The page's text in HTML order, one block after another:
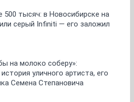
тысяч: в Новосибирске на
серый Infiniti — его заложил
на молоко соберу»:
уличного артиста, его
Семена Степановича